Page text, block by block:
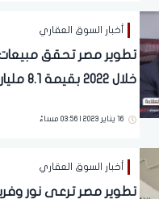
أخبار السوق العقاري
تطوير مصر تحقق مبيعات
خلال 2022 بقيمة 8.1 مليار جنيه
16 يناير 2023 | 03:56 مساءً
أخبار السوق العقاري
تطوير مصر ترعى نور